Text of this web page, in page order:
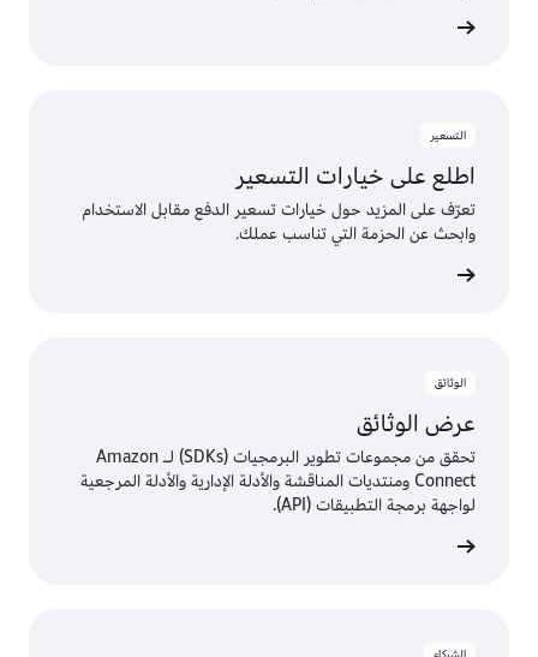
التسعير
اطلع على خيارات التسعير
تعرّف على المزيد حول خيارات تسعير الدفع مقابل الاستخدام
وابحث عن الحزمة التي تناسب عملك.
الوثائق
عرض الوثائق
تحقق من مجموعات تطوير البرمجيات (SDKs) لـ Amazon
Connect ومنتديات المناقشة والأدلة الإدارية والأدلة المرجعية
لواجهة برمجة التطبيقات (API).